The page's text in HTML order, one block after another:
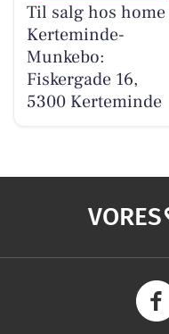
Til salg hos home
Kerteminde-
Munkebo:
Fiskergade 16,
5300 Kerteminde
VORES